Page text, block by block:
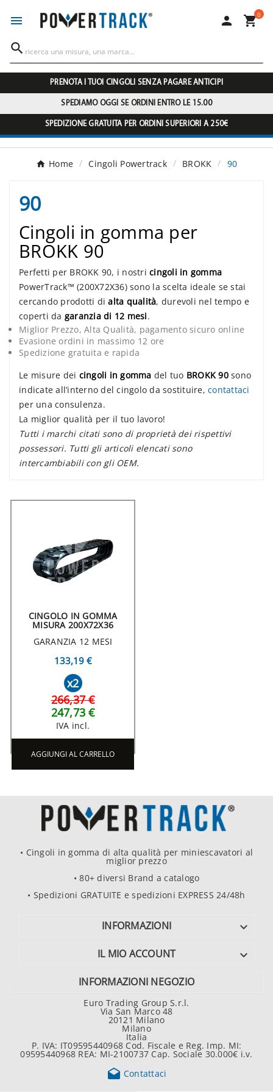
  0

PRENOTA I TUOI CINGOLI SENZA PAGARE ANTICIPI
SPEDIAMO OGGI SE ORDINI ENTRO LE 15.00
SPEDIZIONE GRATUITA PER ORDINI SUPERIORI A 250€
Home Cingoli Powertrack BROKK 90
90
Cingoli in gomma per
BROKK 90
Perfetti per BROKK 90, i nostri cingoli in gomma
PowerTrack™ (200X72X36) sono la scelta ideale se stai
cercando prodotti dialta qualità, durevoli nel tempo e
coperti da garanzia di 12 mesi.
Miglior Prezzo, Alta Qualità, pagamento sicuro online
Evasione ordini in massimo 12 ore
Spedizione gratuita e rapida
Le misure dei cingoli in gomma del tuo BROKK 90sono
indicate all’interno del cingolo da sostituire, contattaci
per una consulenza.
La miglior qualità per il tuo lavoro!
Tutti i marchi citati sono di proprietà dei rispettivi
possessori. Tutti gli articoli elencati sono
intercambiabili con gli OEM.
CINGOLO IN GOMMA
MISURA 200X72X36
GARANZIA 12 MESI
133,19 €
x2
266,37 €
247,73 €
IVA incl.
AGGIUNGI AL CARRELLO
• Cingoli in gomma di alta qualità per miniescavatori al
miglior prezzo
• 80+ diversi Brand a catalogo
• Spedizioni GRATUITE e spedizioni EXPRESS 24/48h
INFORMAZIONI 
IL MIO ACCOUNT 
INFORMAZIONI NEGOZIO
Euro Trading Group S.r.l.
Via San Marco 48
20121 Milano
Milano
Italia
P. IVA: IT09595440968 Cod. Fiscale e Reg. Imp. MI:
09595440968 REA: MI-2100737 Cap. Sociale 30.000€ i.v.
 Contattaci